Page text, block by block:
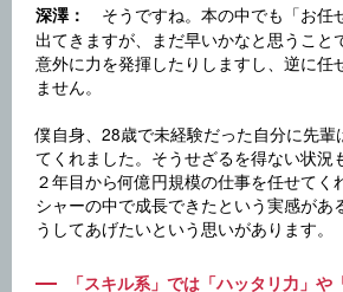
深澤：
そうですね。本の中でも「お任
出てきますが、まだ早いかなと思うこと
意外に力を発揮したりしますし、逆に任
ません。
僕自身、28歳で未経験だった自分に先
てくれました。そうせざるを得ない状況
２年目から何億円規模の仕事を任せてく
シャーの中で成長できたという実感があ
うしてあげたいという思いがあります。
「スキル系」では「ハッタリ力」や